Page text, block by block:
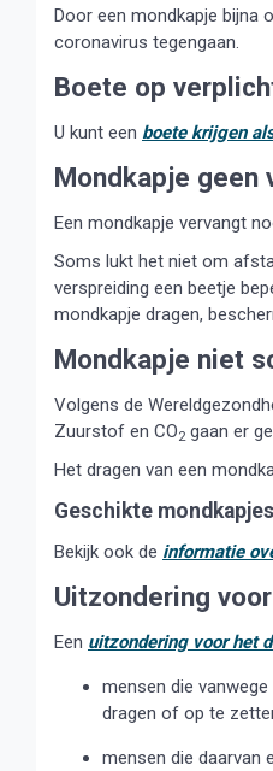
Door een mondkapje bijna
coronavirus tegengaan.
Boete op
U kunt een boete krijgen
Mondkapje geen
Een mondkapje vervangt
Soms lukt het niet om
verspreiding een beetje
mondkapje dragen,
Mondkapje niet
Volgens de
Zuurstof en CO2 gaan er
Het dragen van een
Geschikte
Bekijk ook de informatie
Uitzondering
Een uitzondering voor het
mensen die
dragen of op te
mensen die daarvan